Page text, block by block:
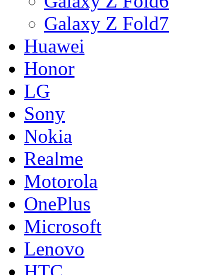
Galaxy Z Fold7
Huawei
Honor
LG
Sony
Nokia
Realme
Motorola
OnePlus
Microsoft
Lenovo